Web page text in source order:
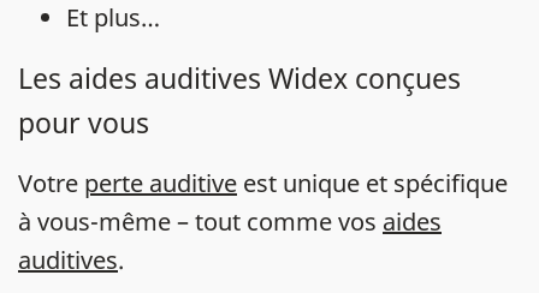
Et plus…
Les aides auditives Widex conçues
pour vous
Votre perte auditive est unique et spécifique
à vous-même – tout comme vos aides
auditives.